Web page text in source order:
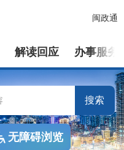
闽政通
解读回应 办事服务
搜索
无障碍浏览